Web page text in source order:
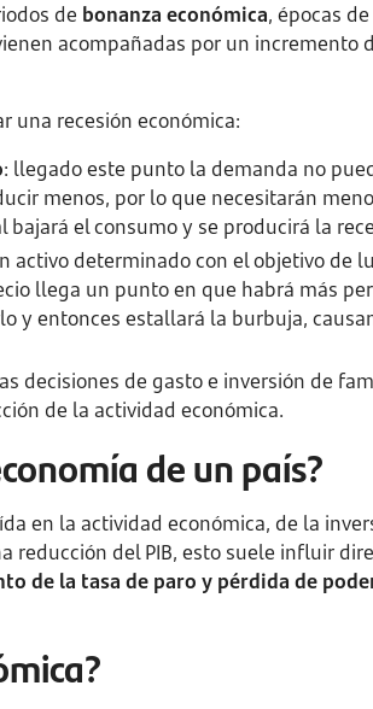
de bonanza económica, épocas
acompañadas por un incremento
una recesión económica:
: llegado este punto la demanda no
menos, por lo que necesitarán
el consumo y se producirá la
activo determinado con el objetivo de
llega un punto en que habrá más
y entonces estallará la burbuja,
decisiones de gasto e inversión de
de la actividad económica.
de un país?
en la actividad económica, de la
reducción del PIB, esto suele influir
de la tasa de paro y pérdida de